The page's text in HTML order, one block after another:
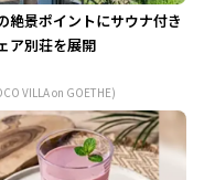
絶景ポイントにサウナ付き
ア別荘を展開
VILLA on GOETHE)